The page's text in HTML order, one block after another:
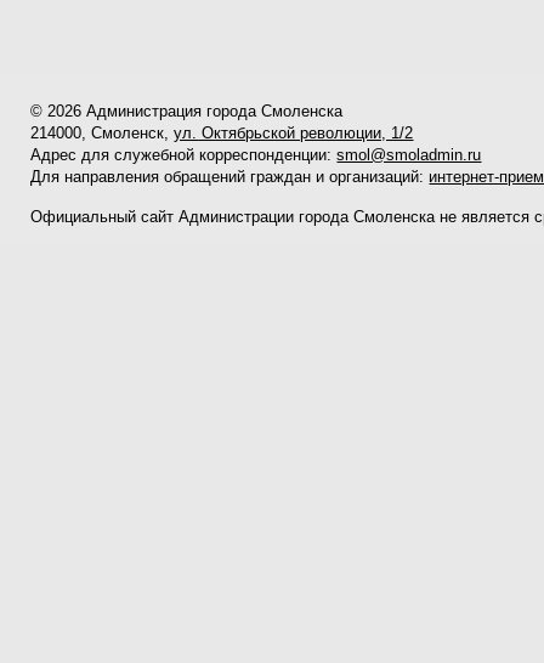
© 2026 Администрация города Смоленска
214000, Смоленск,ул. Октябрьской революции, 1/2
Адрес для служебной корреспонденции:smol@smoladmin.ru
Для направления обращений граждан и организаций: интернет-
Официальный сайт Администрации города Смоленска не является